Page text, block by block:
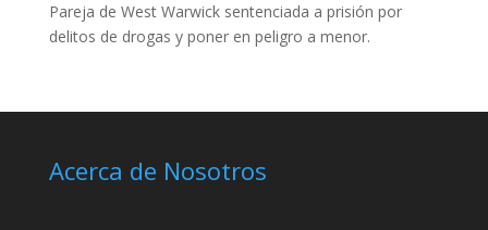
Pareja de West Warwick sentenciada a prisión por
delitos de drogas y poner en peligro a menor.
Acerca de Nosotros